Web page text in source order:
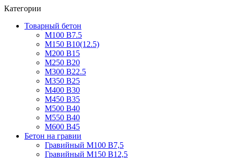
Категории
Товарный бетон
М100 В7.5
М150 В10(12.5)
М200 В15
М250 В20
М300 В22.5
М350 В25
М400 В30
М450 В35
М500 В40
М550 В40
М600 В45
Бетон на гравии
Гравийный М100 В7,5
Гравийный М150 В12,5